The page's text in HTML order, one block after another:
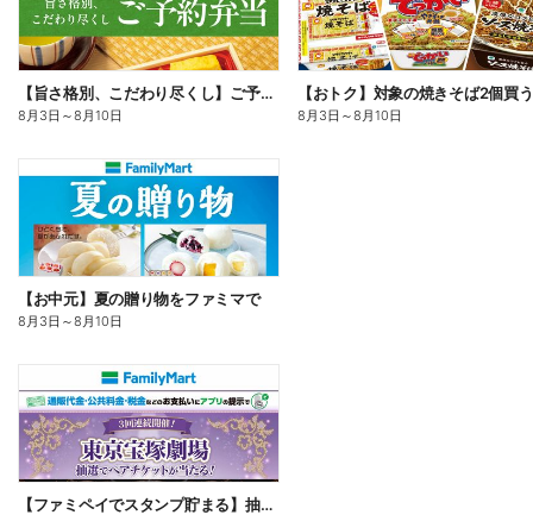
【旨さ格別、こだわり尽くし】ご予約弁当
8月3日 ～8月10日 8月3日 ～8月10日
【お中元】夏の贈り物をファミマで
8月3日 ～8月10日
【ファミペイでスタンプ貯まる】抽選でペアチケットが当たる!